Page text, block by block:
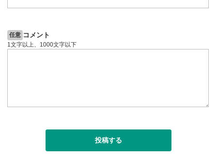
任意 コメント
1文字以上、1000文字以下
投稿する